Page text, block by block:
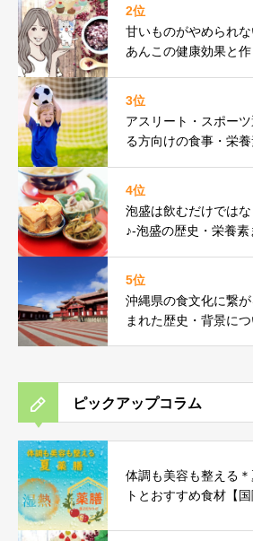
2位
甘いものがやめられ
あんこの健康効果と
3位
アスリート・スポー
る方向けの食事・栄養
4位
泡盛は飲むだけでは
♪-泡盛の歴史・栄養素
5位
沖縄県の食文化に繋
まれた歴史・背景に
ピックアップコラム
体調も美容も整える
トとおすすめ食材【